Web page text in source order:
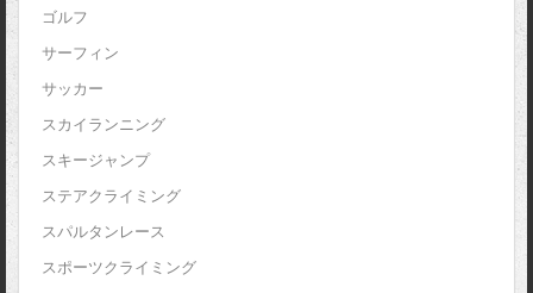
ゴルフ
サーフィン
サッカー
スカイランニング
スキージャンプ
ステアクライミング
スパルタンレース
スポーツクライミング